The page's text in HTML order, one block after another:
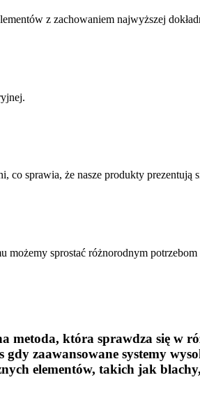
z zachowaniem najwyższej
sprawia, że nasze produkty prezentują
sprostać różnorodnym
która sprawdza się w
zaawansowane systemy
elementów, takich jak